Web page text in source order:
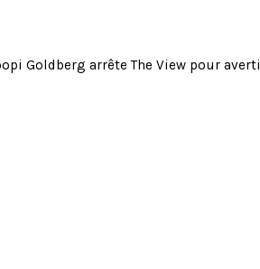
Goldberg arrête The View pour